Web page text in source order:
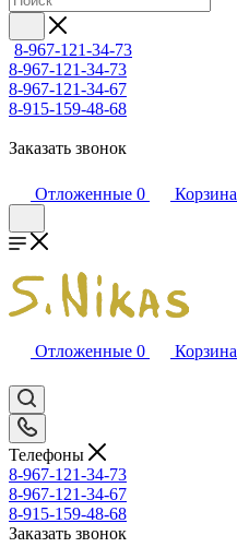
8-967-121-34-73
8-967-121-34-73
8-967-121-34-67
8-915-159-48-68
Заказать звонок
Отложенные 0 Корзина
Отложенные 0 Корзина
Телефоны
8-967-121-34-73
8-967-121-34-67
8-915-159-48-68
Заказать звонок